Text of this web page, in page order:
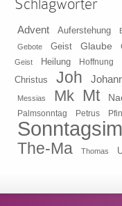
Schlagwörter
Advent Auferstehung
Gebote
Geist Glaube
Geist
Heilung Hoffnung
Christus
Joh
Messias Mk Mt
Palmsonntag Petrus
The-Ma Thomas